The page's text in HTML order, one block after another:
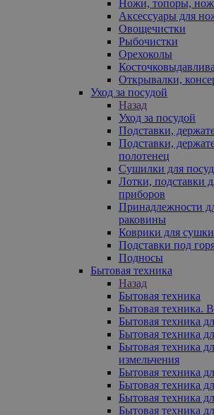
Ножи, топоры,
Аксессуары для
Овощечистки
Рыбочистки
Орехоколы
Открывалки,
Уход за посудой
Назад
Уход за посудой
Подставки,
Подставки,
полотенец
Сушилки для
Лотки, подставки
приборов
Принадлежности
раковины
Коврики для
Подставки под
Подносы
Бытовая техника
Назад
Бытовая техника
Бытовая техника.
Бытовая техника
Бытовая техника
Бытовая техника
измельчения
Бытовая техника
Бытовая техника
Бытовая техника
Бытовая техника